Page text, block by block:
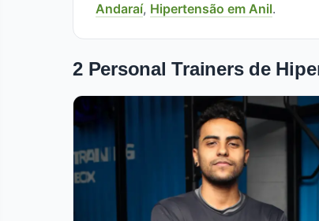
Andaraí, Hipertensão em Anil.
2 Personal Trainers de